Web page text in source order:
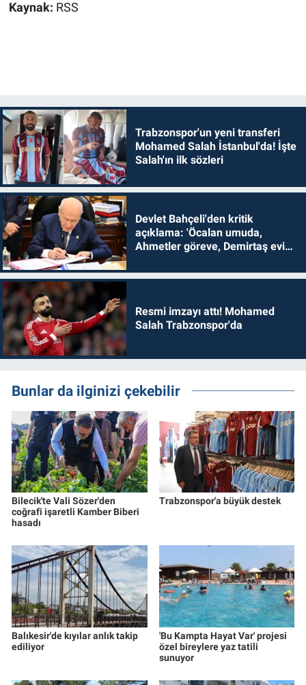
Kaynak: RSS
Trabzonspor'un yeni transferi
Mohamed Salah İstanbul'da! İşte
Salah'ın ilk sözleri
Devlet Bahçeli'den kritik
açıklama: 'Öcalan umuda,
Ahmetler göreve, Demirtaş evine
Resmi imzayı attı! Mohamed
Salah Trabzonspor'da
Bunlar da ilginizi çekebilir
Bilecik'te Vali Sözer'den
coğrafi işaretli Kamber Biberi
hasadı
Trabzonspor'a büyük destek
Balıkesir'de kıyılar anlık takip
ediliyor
'Bu Kampta Hayat Var' projesi
özel bireylere yaz tatili
sunuyor